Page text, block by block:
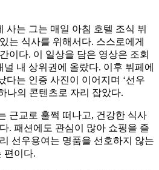
사는 그는 매일 아침 호텔 조식 뷔
는 식사를 위해서다. 스스로에게
이다. 이 일상을 담은 영상은 조회
내 상위권에 올랐다. 이후 뷔페에
다는 인증 사진이 이어지며 ‘선우
나의 콘텐츠로 자리 잡았다.
근교로 훌쩍 떠나고, 건강한 식사
. 패션에도 관심이 많아 쇼핑을 즐
선우용여는 명품을 선호하지 않는
편이다.